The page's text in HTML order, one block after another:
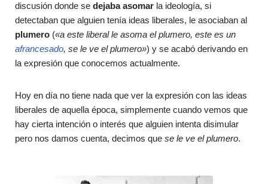
discusión donde se dejaba asomar la ideología, si
detectaban que alguien tenía ideas liberales, le asociaban al
plumero («a este liberal le asoma el plumero, este es un
afrancesado, se le ve el plumero») y se acabó derivando en
la expresión que conocemos actualmente.
Hoy en día no tiene nada que ver la expresión con las ideas
liberales de aquella época, simplemente cuando vemos que
hay cierta intención o interés que alguien intenta disimular
pero nos damos cuenta, decimos que se le ve el plumero.